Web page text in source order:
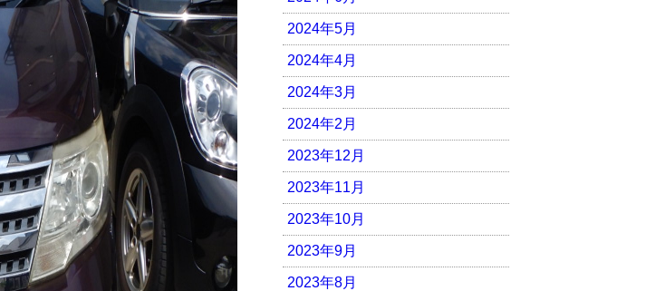
2024年5月
2024年4月
2024年3月
2024年2月
2023年12月
2023年11月
2023年10月
2023年9月
2023年8月